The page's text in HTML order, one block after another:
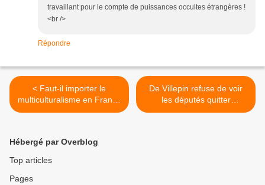
travaillant pour le compte de puissances occultes étrangères !
<br />
Répondre
< Faut-il importer le
multiculturalisme en France
?
De Villepin refuse de voir
les députés quitter
Strasbourg >
Hébergé par Overblog
Top articles
Pages